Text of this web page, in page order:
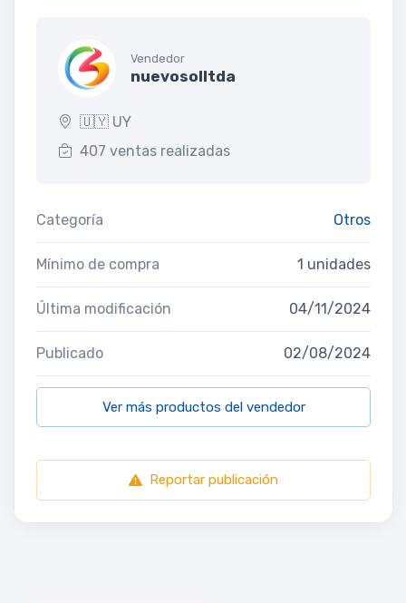
Vendedor
nuevosolltda
🇺🇾 UY
407 ventas realizadas
Categoría Otros
Mínimo de compra 1 unidades
Última modificación 04/11/2024
Publicado 02/08/2024
Ver más productos del vendedor
Reportar publicación